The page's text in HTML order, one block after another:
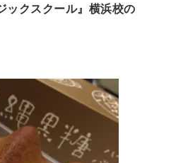
ックスクール』横浜校の